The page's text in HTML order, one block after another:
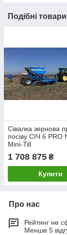
Подібні
Сівалка зернова
посіву СІЧ 6 PRO
Mini-Till
1 708 875 ₴
Купити
Про нас
Рейтинг не
Менше 5